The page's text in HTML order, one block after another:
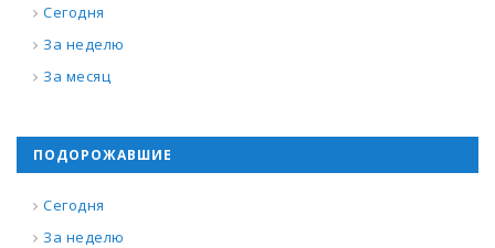
Сегодня
За неделю
За месяц
ПОДОРОЖАВШИЕ
Сегодня
За неделю